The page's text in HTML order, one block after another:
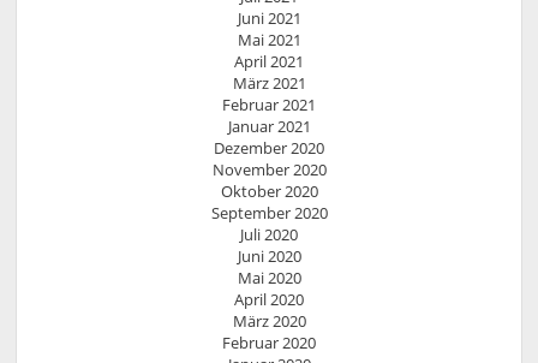
Juni 2021
Mai 2021
April 2021
März 2021
Februar 2021
Januar 2021
Dezember 2020
November 2020
Oktober 2020
September 2020
Juli 2020
Juni 2020
Mai 2020
April 2020
März 2020
Februar 2020